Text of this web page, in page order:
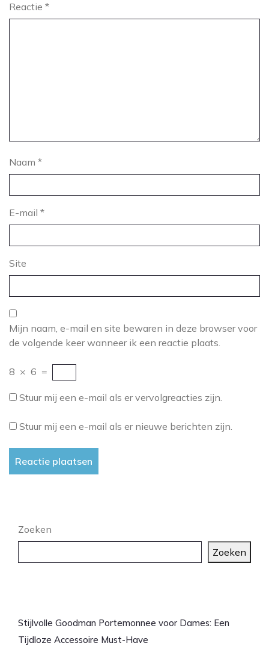
Reactie *
Naam *
E-mail *
Site
Mijn naam, e-mail en site bewaren in deze browser voor
de volgende keer wanneer ik een reactie plaats.
8 × 6 =
Stuur mij een e-mail als er vervolgreacties zijn.
Stuur mij een e-mail als er nieuwe berichten zijn.
Zoeken
Zoeken
Stijlvolle Goodman Portemonnee voor Dames: Een
Tijdloze Accessoire Must-Have